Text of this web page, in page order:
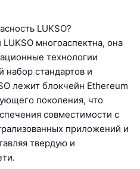
LUKSO?
многоаспектна, она
технологии
набор стандартов и
лежит блокчейн Ethereum
поколения, что
совместимости с
приложений и
твердую и